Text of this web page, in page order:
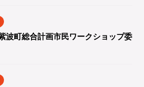
波町総合計画市民ワークショップ委